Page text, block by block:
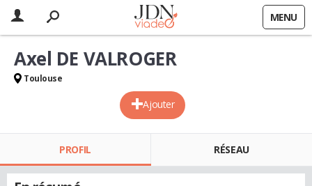
MENU
Ajouter
Axel DE VALROGER
Toulouse
PROFIL RÉSEAU